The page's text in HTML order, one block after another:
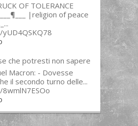
OF TOLERANCE
|religion of peace
che potresti non sapere
Macron: - Dovesse
il secondo turno delle...